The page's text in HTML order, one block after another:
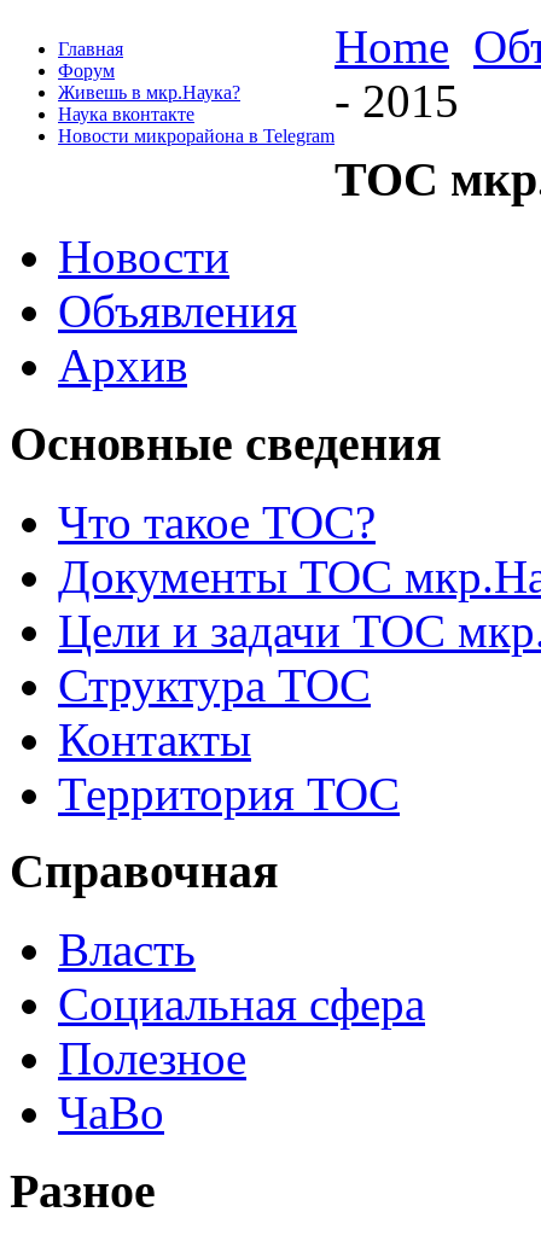
Главная
Форум
Живешь в мкр.Наука?
Наука вконтакте
Новости микрорайона в Telegram
Home
- 2015
ТОС
Новости
Объявления
Архив
Основные сведения
Что такое ТОС?
Документы ТОС
Цели и задачи ТОС
Структура ТОС
Контакты
Территория ТОС
Справочная
Власть
Социальная сфера
Полезное
ЧаВо
Разное